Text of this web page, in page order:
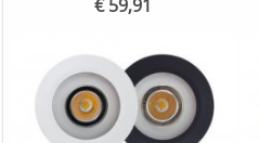
€ 59,91